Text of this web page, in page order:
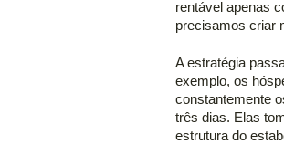
rentável apenas
precisamos criar
A estratégia
exemplo, os
constantemente
três dias. Elas
estrutura do